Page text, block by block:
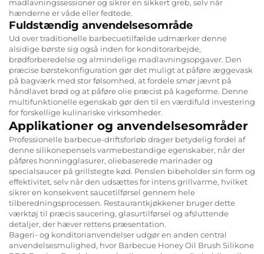
madlavningssessioner og sikrer en sikkert greb, selv når
hænderne er våde eller fedtede.
Fuldstændig anvendelsesområde
Ud over traditionelle barbecuetilfælde udmærker denne
alsidige børste sig også inden for konditorarbejde,
brødforberedelse og almindelige madlavningsopgaver. Den
præcise børstekonfiguration gør det muligt at påføre æggevask
på bagværk med stor følsomhed, at fordele smør jævnt på
håndlavet brød og at påføre olie præcist på kageforme. Denne
multifunktionelle egenskab gør den til en værdifuld investering
for forskellige kulinariske virksomheder.
Applikationer og anvendelsesområder
Professionelle barbecue-driftsforløb drager betydelig fordel af
denne silikonepensels varmebestandige egenskaber, når der
påføres honningglasurer, oliebaserede marinader og
specialsaucer på grillstegte kød. Penslen bibeholder sin form og
effektivitet, selv når den udsættes for intens grillvarme, hvilket
sikrer en konsekvent saucetilførsel gennem hele
tilberedningsprocessen. Restaurantkjøkkener bruger dette
værktøj til præcis saucering, glasurtilførsel og afsluttende
detaljer, der hæver rettens præsentation.
Bageri- og konditorianvendelser udgør en anden central
anvendelsesmulighed, hvor Barbecue Honey Oil Brush Silikone